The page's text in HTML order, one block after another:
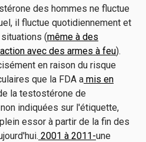
des hommes ne fluctue
il fluctue quotidiennement et
(même à des
avec des armes à feu).
en raison du risque
que la FDA a mis en
la testostérone de
indiquées sur l'étiquette,
essor à partir de la fin des
2001 à 2011-une